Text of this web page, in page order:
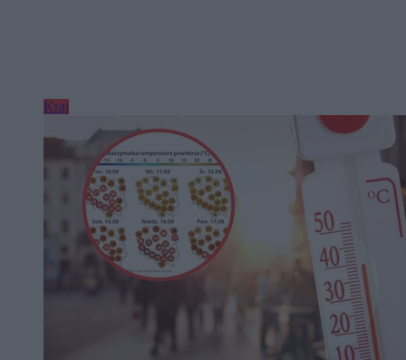
Kraj